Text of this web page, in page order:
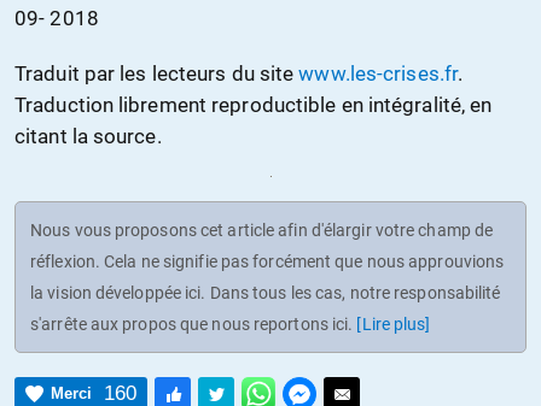
09- 2018
Traduit par les lecteurs du sitewww.les-crises.fr.
Traduction librement reproductible en intégralité, en
citant la source.
Nous vous proposons cet article afin d'élargir votre champ de
réflexion. Cela ne signifie pas forcément que nous approuvions
la vision développée ici. Dans tous les cas, notre responsabilité
s'arrête aux propos que nous reportons ici. [Lire plus]
Merci 160